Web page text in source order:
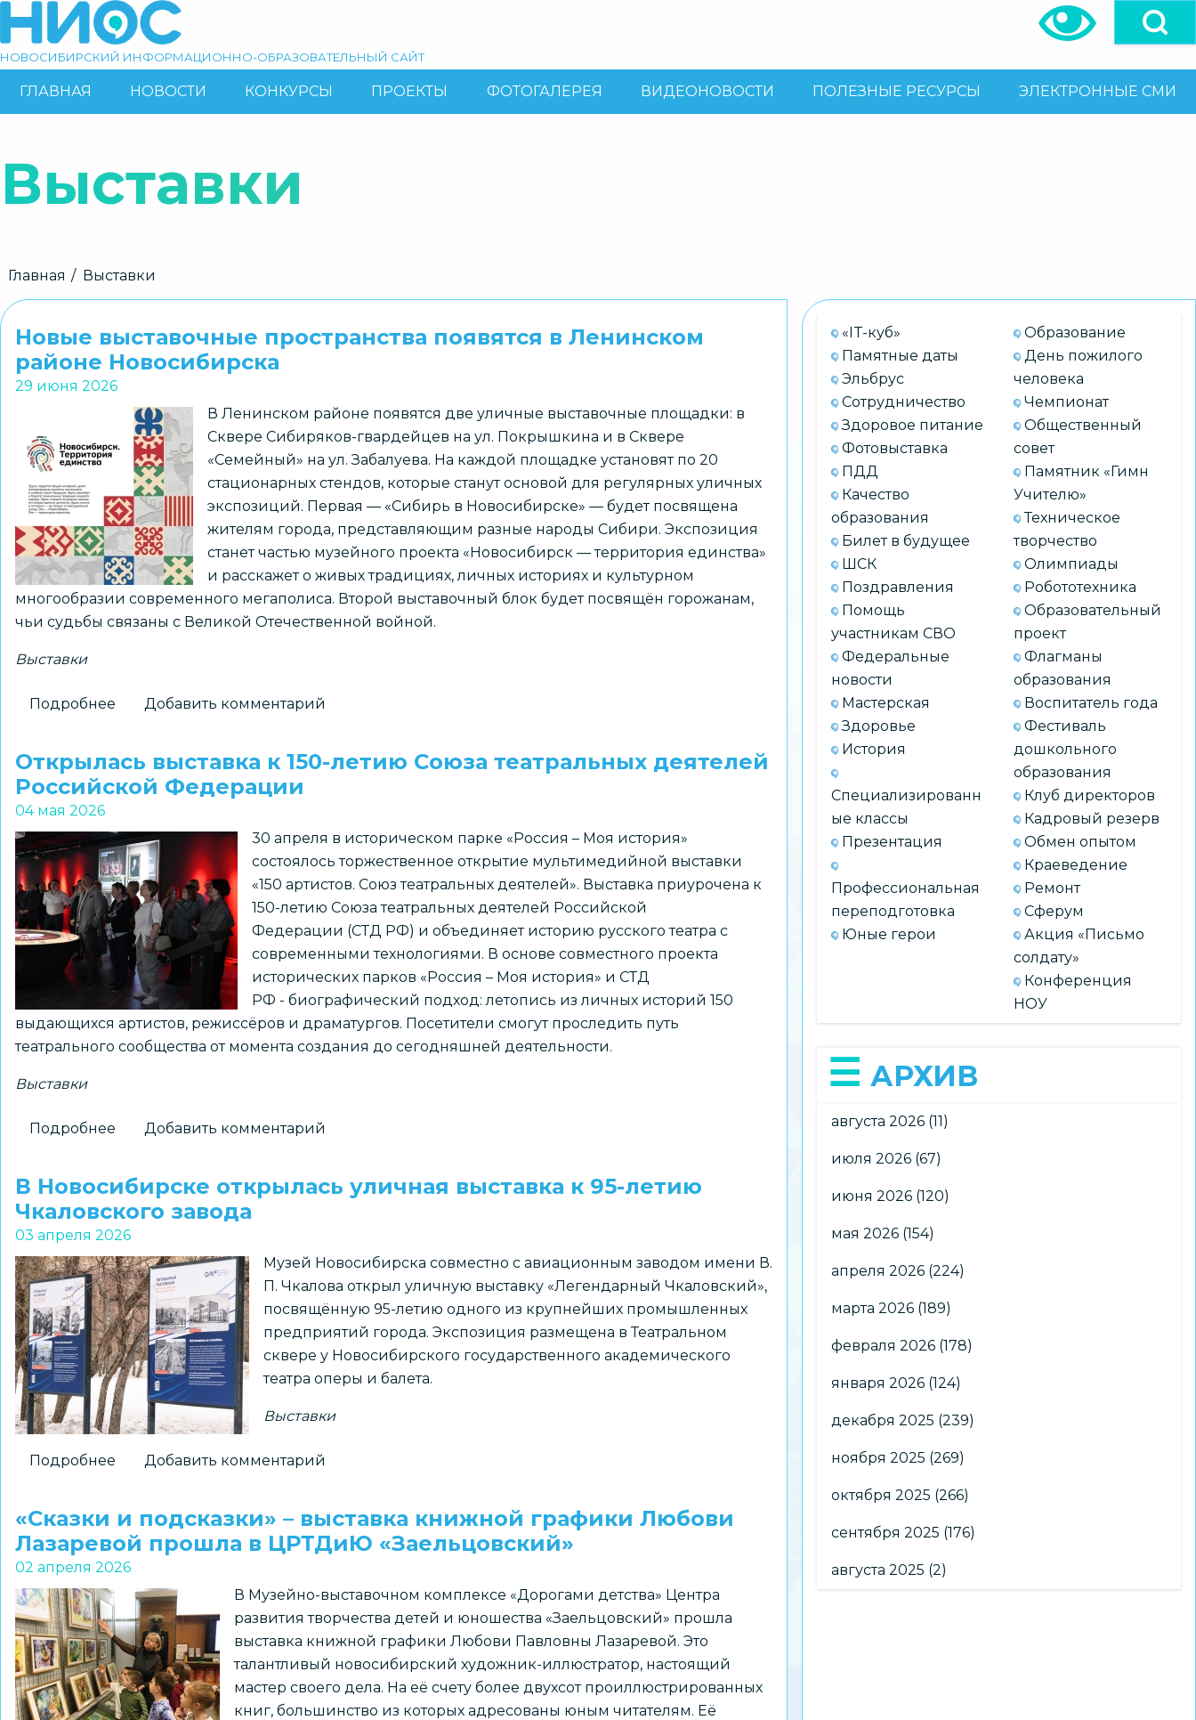
основному
Поиск
НОВОСИБИРСКИЙ ИНФОРМАЦИОННО-ОБРАЗОВАТЕЛЬНЫЙ САЙТ
ОСНОВНАЯ
ГЛАВНАЯ НОВОСТИ КОНКУРСЫ ПРОЕКТЫ ФОТОГАЛЕРЕЯ ВИДЕОНОВОСТИ ПОЛЕЗНЫЕ РЕСУРСЫ ЭЛЕКТРОННЫЕ СМИ
Выставки
Строка
навигации
Главная Выставки
Новые выставочные пространства появятся в Ленинском
районе Новосибирска
29 июня 2026
В Ленинском районе появятся две уличные выставочные площадки: в
Сквере Сибиряков-гвардейцев на ул. Покрышкина и в Сквере
«Семейный» на ул. Забалуева. На каждой площадке установят по 20
стационарных стендов, которые станут основой для регулярных уличных
экспозиций. Первая — «Сибирь в Новосибирске» — будет посвящена
жителям города, представляющим разные народы Сибири. Экспозиция
станет частью музейного проекта «Новосибирск — территория единства»
и расскажет о живых традициях, личных историях и культурном
многообразии современного мегаполиса. Второй выставочный блок будет посвящён горожанам,
чьи судьбы связаны с Великой Отечественной войной.
Выставки
Подробнее
пространства
появятся
Ленинском
районе
Новосибирска
Добавить комментарий
Открылась выставка к 150-летию Союза театральных деятелей
Российской Федерации
04 мая 2026
30 апреля в историческом парке «Россия – Моя история»
состоялось торжественное открытие мультимедийной выставки
«150 артистов. Союз театральных деятелей». Выставка приурочена к
150-летию Союза театральных деятелей Российской
Федерации (СТД РФ) и объединяет историю русского театра с
современными технологиями. В основе совместного проекта
исторических парков «Россия – Моя история» и СТД
РФ - биографический подход: летопись из личных историй 150
выдающихся артистов, режиссёров и драматургов. Посетители смогут проследить путь
театрального сообщества от момента создания до сегодняшней деятельности.
Выставки
Подробнее
выставка
к
150-
летию
Союза
театральных
деятелей
Российской
Федерации
Добавить комментарий
В Новосибирске открылась уличная выставка к 95-летию
Чкаловского завода
03 апреля 2026
Музей Новосибирска совместно с авиационным заводом имени В.
П. Чкалова открыл уличную выставку «Легендарный Чкаловский»,
посвящённую 95-летию одного из крупнейших промышленных
предприятий города. Экспозиция размещена в Театральном
сквере у Новосибирского государственного академического
театра оперы и балета.
Выставки
Подробнее
открылась
уличная
выставка
95-
летию
Чкаловского
завода
Добавить комментарий
«Сказки и подсказки» – выставка книжной графики Любови
Лазаревой прошла в ЦРТДиЮ «Заельцовский»
02 апреля 2026
В Музейно-выставочном комплексе «Дорогами детства» Центра
развития творчества детей и юношества «Заельцовский» прошла
выставка книжной графики Любови Павловны Лазаревой. Это
талантливый новосибирский художник-иллюстратор, настоящий
мастер своего дела. На её счету более двухсот проиллюстрированных
книг, большинство из которых адресованы юным читателям. Её
«IT-куб»
Памятные даты
Эльбрус
Сотрудничество
Здоровое питание
Фотовыставка
ПДД
Качество
образования
Билет в будущее
ШСК
Поздравления
Помощь
участникам СВО
Федеральные
новости
Мастерская
Здоровье
История
Специализированн
ые классы
Презентация
Профессиональная
переподготовка
Юные герои
Образование
День пожилого
человека
Чемпионат
Общественный
совет
Памятник «Гимн
Учителю»
Техническое
творчество
Олимпиады
Робототехника
Образовательный
проект
Флагманы
образования
Воспитатель года
Фестиваль
дошкольного
образования
Клуб директоров
Кадровый резерв
Обмен опытом
Краеведение
Ремонт
Сферум
Акция «Письмо
солдату»
Конференция
НОУ
АРХИВ
августа 2026 (11)
июля 2026 (67)
июня 2026 (120)
мая 2026 (154)
апреля 2026 (224)
марта 2026 (189)
февраля 2026 (178)
января 2026 (124)
декабря 2025 (239)
ноября 2025 (269)
октября 2025 (266)
сентября 2025 (176)
августа 2025 (2)